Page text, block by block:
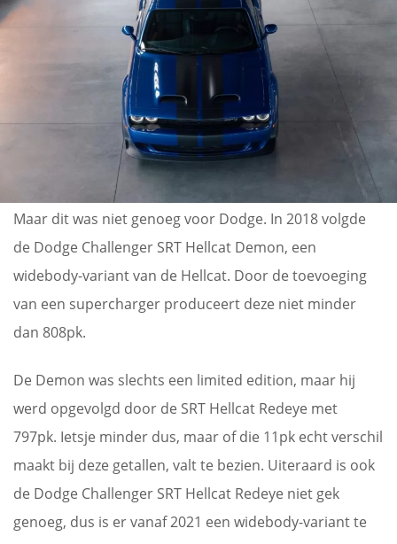
Maar dit was niet genoeg voor Dodge. In 2018 volgde
de Dodge Challenger SRT Hellcat Demon, een
widebody-variant van de Hellcat. Door de toevoeging
van een supercharger produceert deze niet minder
dan 808pk.
De Demon was slechts een limited edition, maar hij
werd opgevolgd door de SRT Hellcat Redeye met
797pk. Ietsje minder dus, maar of die 11pk echt verschil
maakt bij deze getallen, valt te bezien. Uiteraard is ook
de Dodge Challenger SRT Hellcat Redeye niet gek
genoeg, dus is er vanaf 2021 een widebody-variant te